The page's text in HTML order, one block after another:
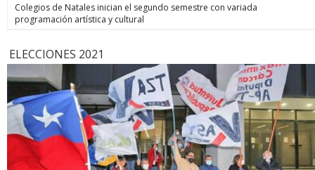
Colegios de Natales inician el segundo semestre con variada
programación artística y cultural
ELECCIONES 2021